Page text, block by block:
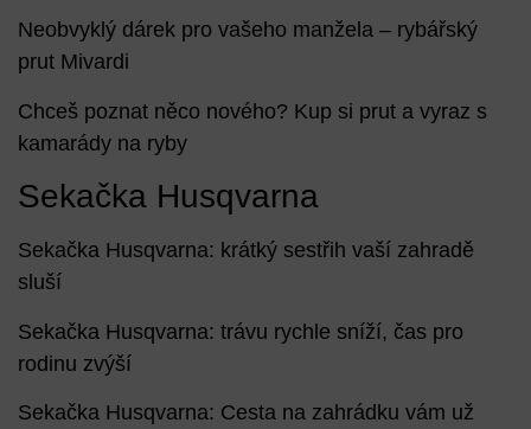
Neobvyklý dárek pro vašeho manžela – rybářský
prut Mivardi
Chceš poznat něco nového? Kup si prut a vyraz s
kamarády na ryby
Sekačka Husqvarna
Sekačka Husqvarna: krátký sestřih vaší zahradě
sluší
Sekačka Husqvarna: trávu rychle sníží, čas pro
rodinu zvýší
Sekačka Husqvarna: Cesta na zahrádku vám už